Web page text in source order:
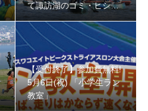
て諏訪湖のゴミ・ヒシを
回収しよう！
【受付終了】参加費無料!
5月6日(祝) 「小学生ラン
教室」